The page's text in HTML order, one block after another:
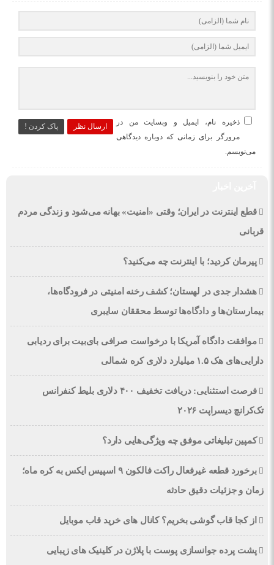
ارسال نظر پاک کردن !
ذخیره نام، ایمیل و وبسایت من در
مرورگر برای زمانی که دوباره دیدگاهی
می‌نویسم.
قطع اینترنت در ایران؛ وقتی «امنیت» بهانه می‌شود و زندگی مردم
قربانی
پیرمان کردید؛ با اینترنت چه می‌کنید؟
هشدار جدی در لهستان؛ کشف رخنه امنیتی در فرودگاه‌ها،
بیمارستان‌ها و دادگاه‌ها توسط محققان سایبری
موافقت دادگاه آمریکا با درخواست صرافی بای‌بیت برای ردیابی
دارایی‌های هک ۱.۵ میلیارد دلاری کره شمالی
فرصت استثنایی: دریافت تخفیف ۴۰۰ دلاری بلیط کنفرانس
تک‌کرانچ دیسراپت ۲۰۲۶
کمپین تبلیغاتی موفق چه ویژگی‌هایی دارد؟
برخورد قطعه غیرفعال راکت فالکون ۹ اسپیس ایکس به کره ماه؛
زمان و جزئیات دقیق حادثه
از کجا قاب گوشی بخریم؟ کانال های خرید قاب موبایل
پشت پرده جوانسازی پوست با پلاژن در کلینیک های زیبایی